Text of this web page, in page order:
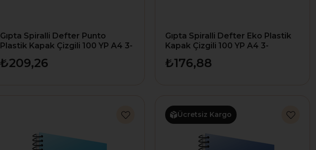
Gıpta Spiralli Defter Punto
Plastik Kapak Çizgili 100 YP A4 3-
₺209,26
Gıpta Spiralli Defter Eko Plastik
Kapak Çizgili 100 YP A4 3-
₺176,88
Ücretsiz Kargo